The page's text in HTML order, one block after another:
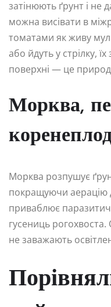
затінюють ґрунт і не
можна висівати в
томатами як живу
або йдуть у стрілку,
поверхні — це
Морква,
Морква розпушує
покращуючи аерацію
приваблює
гусениць рогохвоста.
не заважають